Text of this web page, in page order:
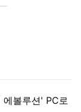
볼루션' PC로